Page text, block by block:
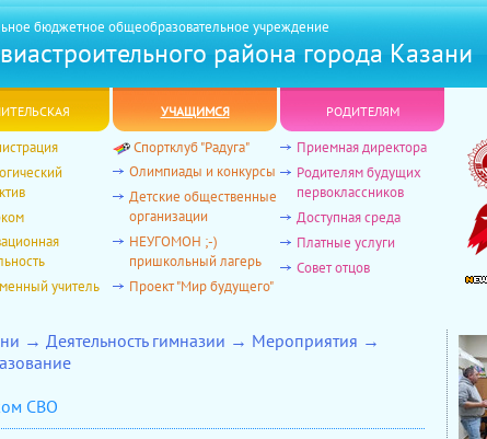
бюджетное общеобразовательное учреждение
района города Казани
учащимся родителям
учитель
Спортклуб "Радуга"
Олимпиады и конкурсы
Детские общественные
организации
НЕУГОМОН ;-)
пришкольный лагерь
Проект "Мир будущего"
Приемная директора
Родителям будущих
первоклассников
Доступная среда
Платные услуги
Совет отцов
→ Деятельность гимназии → Мероприятия →
СВО